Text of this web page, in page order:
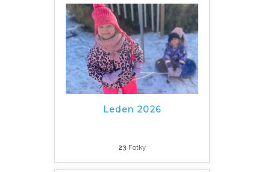
Leden 2026
23 Fotky